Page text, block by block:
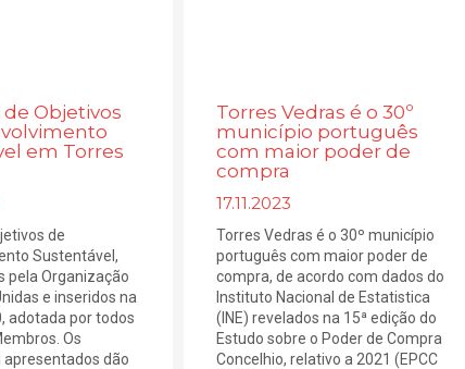
de Objetivos
em Torres
de
Sustentável,
pela Organização
e inseridos na
adotada por todos
Os
apresentados dão
Torres Vedras é o 30º
município português
com maior poder de
compra
17.11.2023
Torres Vedras é o 30º município
português com maior poder de
compra, de acordo com dados do
Instituto Nacional de Estatistica
(INE) revelados na 15ª edição do
Estudo sobre o Poder de Compra
Concelhio, relativo a 2021 (EPCC